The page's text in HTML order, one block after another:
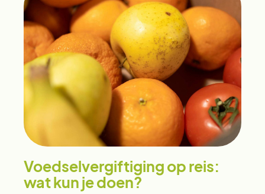
Voedselvergiftiging op reis:
wat kun je doen?